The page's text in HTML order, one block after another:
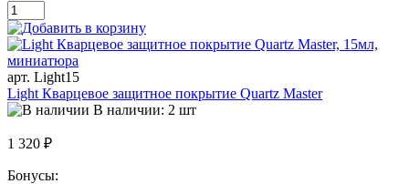
арт. Light15
Light Кварцевое защитное покрытие Quartz Master
В наличии: 2 шт
1 320 ₽
Бонусы: